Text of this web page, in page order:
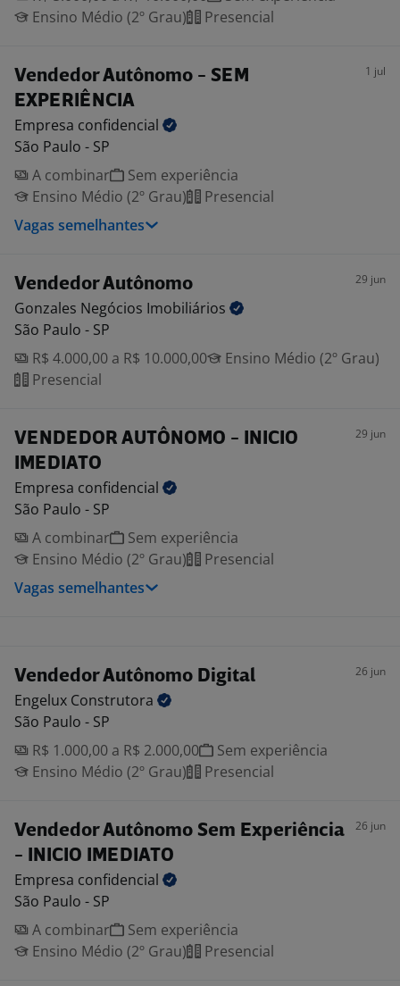
Ensino Médio (2º Grau)
Presencial
Vendedor Autônomo - SEM
EXPERIÊNCIA
1 jul
Empresa confidencial
São Paulo - SP
A combinar
Sem experiência
Ensino Médio (2º Grau)
Presencial
Vagas semelhantes
Vendedor Autônomo 29 jun
Gonzales Negócios Imobiliários
São Paulo - SP
R$ 4.000,00 a R$ 10.000,00
Ensino Médio (2º Grau)
Presencial
VENDEDOR AUTÔNOMO - INICIO
IMEDIATO
29 jun
Empresa confidencial
São Paulo - SP
A combinar
Sem experiência
Ensino Médio (2º Grau)
Presencial
Vagas semelhantes
Vendedor Autônomo Digital 26 jun
Engelux Construtora
São Paulo - SP
R$ 1.000,00 a R$ 2.000,00
Sem experiência
Ensino Médio (2º Grau)
Presencial
Vendedor Autônomo Sem Experiência
- INICIO IMEDIATO
26 jun
Empresa confidencial
São Paulo - SP
A combinar
Sem experiência
Ensino Médio (2º Grau)
Presencial